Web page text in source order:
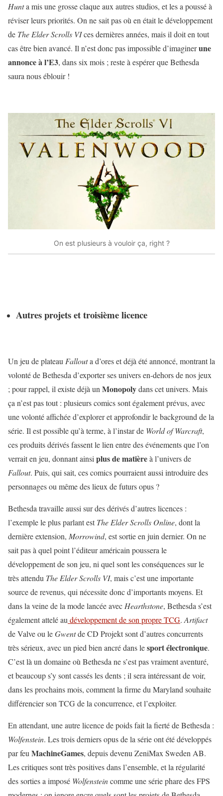
Hunta mis une grosse claque aux autres studios, et les a poussé à
réviser leurs priorités. On ne sait pas où en était le développement
de The Elder Scrolls VIces dernières années, mais il doit en tout
cas être bien avancé. Il n’est donc pas impossible d’imaginerune
annonce à l’E3, dans six mois ; reste à espérer que Bethesda
saura nous éblouir !
On est plusieurs à vouloir ça, right ?
Autres projets et troisième licence
Un jeu de plateau Fallouta d’ores et déjà été annoncé, montrant la
volonté de Bethesda d’exporter ses univers en-dehors de nos jeux
; pour rappel, il existe déjà un Monopolydans cet univers. Mais
ça n’est pas tout : plusieurs comics sont également prévus, avec
une volonté affichée d’explorer et approfondir le background de la
série. Il est possible qu’à terme, à l’instar de World of Warcraft,
ces produits dérivés fassent le lien entre des événements que l’on
verrait en jeu, donnant ainsi plus de matièreà l’univers de
Fallout. Puis, qui sait, ces comics pourraient aussi introduire des
personnages ou même des lieux de futurs opus ?
Bethesda travaille aussi sur des dérivés d’autres licences :
l’exemple le plus parlant estThe Elder Scrolls Online, dont la
dernière extension, Morrowind, est sortie en juin dernier. On ne
sait pas à quel point l’éditeur américain poussera le
développement de son jeu, ni quel sont les conséquences sur le
très attendu The Elder Scrolls VI, mais c’est une importante
source de revenus, qui nécessite donc d’importants moyens. Et
dans la veine de la mode lancée avec Hearthstone, Bethesda s’est
également attelé au développement de son propre TCG. Artifact
de Valve ou leGwentde CD Projekt sont d’autres concurrents
très sérieux, avec un pied bien ancré dans lesport électronique.
C’est là un domaine où Bethesda ne s’est pas vraiment aventuré,
et beaucoup s’y sont cassés les dents ; il sera intéressant de voir,
dans les prochains mois, comment la firme du Maryland souhaite
différencier son TCG de la concurrence, et l’exploiter.
En attendant, une autre licence de poids fait la fierté de Bethesda :
Wolfenstein. Les trois derniers opus de la série ont été développés
par feu MachineGames, depuis devenu ZeniMax Sweden AB.
Les critiques sont très positives dans l’ensemble, et la régularité
des sorties a imposé Wolfensteincomme une série phare des FPS